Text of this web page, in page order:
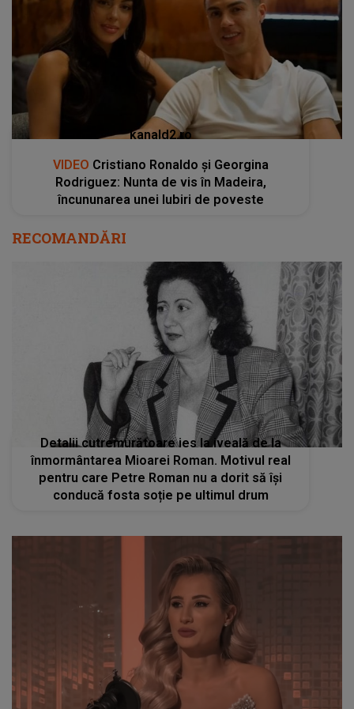
kanald2.ro
VIDEO Cristiano Ronaldo și Georgina
Rodriguez: Nunta de vis în Madeira,
încununarea unei Iubiri de poveste
RECOMANDĂRI
Detalii cutremurătoare ies la iveală de la
înmormântarea Mioarei Roman. Motivul real
pentru care Petre Roman nu a dorit să îşi
conducă fosta soție pe ultimul drum